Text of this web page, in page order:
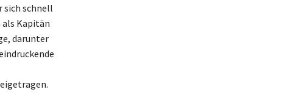
sich schnell
als Kapitän
darunter